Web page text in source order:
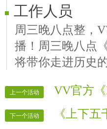
工作人员
周三晚八点整，
播！周三晚八点
将带你走进历史
上一个活动 VV官方
下一个活动 《上下